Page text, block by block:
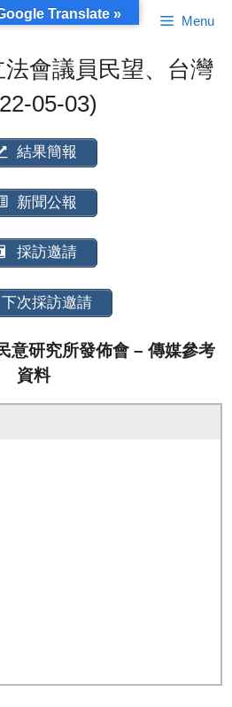
Menu
會議員民望、台灣
05-03)
結果簡報
新聞公報
採訪邀請
下次採訪邀請
意研究所發佈會 – 傳媒參考
資料
Translate »